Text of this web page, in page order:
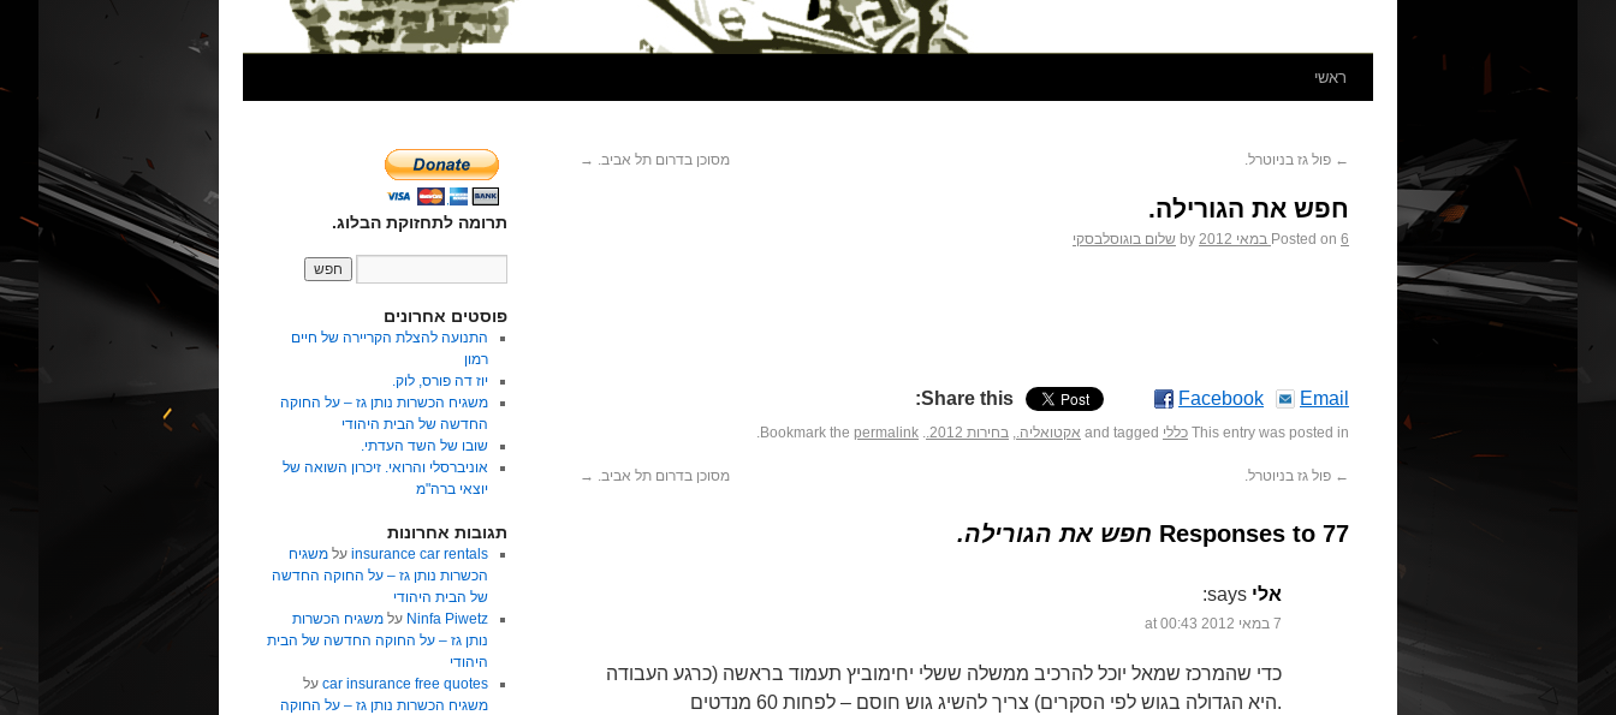
ראשי
← פול גז בניוטרל. מסוכן בדרום תל אביב. →
חפש את הגורילה.
Posted on 6 במאי 2012 by שלום בוגוסלבסקי
Share this: Facebook Email
This entry was posted in כללי אקטואליה., בחירות 2012. . Bookmark the
permalink
.
← פול גז בניוטרל. מסוכן בדרום תל אביב. →
77 Responses to חפש את הגורילה.
אלי says:
7 במאי 2012 at 00:43
כדי שהמרכז שמאל יוכל להרכיב ממשלה ששלי יחימוביץ תעמוד בראשה (כרגע העבודה
היא הגדולה בגוש לפי הסקרים) צריך להשיג גוש חוסם – לפחות 60 מנדטים.
תרומה לתחזוקת הבלוג.
פוסטים אחרונים
התנועה להצלת הקריירה של חיים
רמון
יוז דה פורס, לוק.
משגיח הכשרות נותן גז – על החוקה
החדשה של הבית היהודי
שובו של השד העדתי.
אוניברסלי והרואי. זיכרון השואה של
יוצאי ברה"מ
תגובות אחרונות
insurance car rentalsעל משגיח
הכשרות נותן גז – על החוקה החדשה
של הבית היהודי
Ninfa Piwetz על משגיח הכשרות
נותן גז – על החוקה החדשה של הבית
היהודי
car insurance free quotesעל
משגיח הכשרות נותן גז – על החוקה